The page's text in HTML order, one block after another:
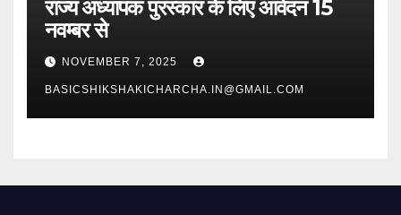
राज्य अध्यापक पुरस्कार के लिए आवेदन 15
नवम्बर से
NOVEMBER 7, 2025
BASICSHIKSHAKICHARCHA.IN@GMAIL.COM